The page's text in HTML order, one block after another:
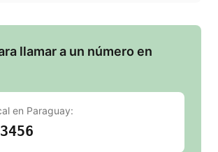
llamar a un número en
en Paraguay: